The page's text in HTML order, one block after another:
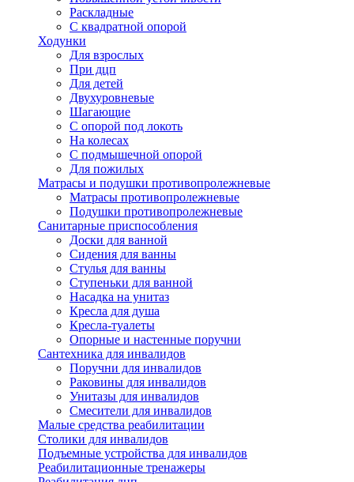
Раскладные
С квадратной опорой
Ходунки
Для взрослых
При дцп
Для детей
Двухуровневые
Шагающие
С опорой под локоть
На колесах
С подмышечной опорой
Для пожилых
Матрасы и подушки противопролежневые
Матрасы противопролежневые
Подушки противопролежневые
Санитарные приспособления
Доски для ванной
Сидения для ванны
Стулья для ванны
Ступеньки для ванной
Насадка на унитаз
Кресла для душа
Кресла-туалеты
Опорные и настенные поручни
Сантехника для инвалидов
Поручни для инвалидов
Раковины для инвалидов
Унитазы для инвалидов
Смесители для инвалидов
Малые средства реабилитации
Столики для инвалидов
Подъемные устройства для инвалидов
Реабилитационные тренажеры